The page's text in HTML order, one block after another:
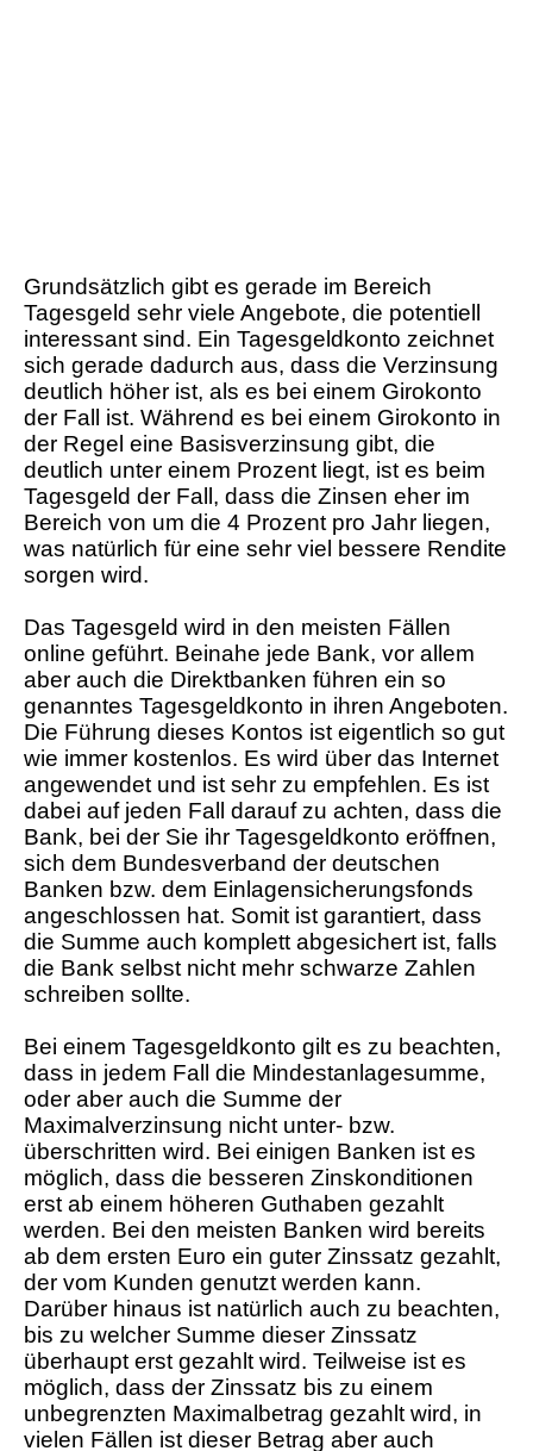
Grundsätzlich gibt es gerade im Bereich
Tagesgeld sehr viele Angebote, die potentiell
interessant sind. Ein Tagesgeldkonto zeichnet
sich gerade dadurch aus, dass die Verzinsung
deutlich höher ist, als es bei einem Girokonto
der Fall ist. Während es bei einem Girokonto in
der Regel eine Basisverzinsung gibt, die
deutlich unter einem Prozent liegt, ist es beim
Tagesgeld der Fall, dass die Zinsen eher im
Bereich von um die 4 Prozent pro Jahr liegen,
was natürlich für eine sehr viel bessere Rendite
sorgen wird.
Das Tagesgeld wird in den meisten Fällen
online geführt. Beinahe jede Bank, vor allem
aber auch die Direktbanken führen ein so
genanntes Tagesgeldkonto in ihren Angeboten.
Die Führung dieses Kontos ist eigentlich so gut
wie immer kostenlos. Es wird über das Internet
angewendet und ist sehr zu empfehlen. Es ist
dabei auf jeden Fall darauf zu achten, dass die
Bank, bei der Sie ihr Tagesgeldkonto eröffnen,
sich dem Bundesverband der deutschen
Banken bzw. dem Einlagensicherungsfonds
angeschlossen hat. Somit ist garantiert, dass
die Summe auch komplett abgesichert ist, falls
die Bank selbst nicht mehr schwarze Zahlen
schreiben sollte.
Bei einem Tagesgeldkonto gilt es zu beachten,
dass in jedem Fall die Mindestanlagesumme,
oder aber auch die Summe der
Maximalverzinsung nicht unter- bzw.
überschritten wird. Bei einigen Banken ist es
möglich, dass die besseren Zinskonditionen
erst ab einem höheren Guthaben gezahlt
werden. Bei den meisten Banken wird bereits
ab dem ersten Euro ein guter Zinssatz gezahlt,
der vom Kunden genutzt werden kann.
Darüber hinaus ist natürlich auch zu beachten,
bis zu welcher Summe dieser Zinssatz
überhaupt erst gezahlt wird. Teilweise ist es
möglich, dass der Zinssatz bis zu einem
unbegrenzten Maximalbetrag gezahlt wird, in
vielen Fällen ist dieser Betrag aber auch